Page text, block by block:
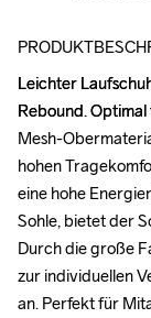
Leichter
Rebound.
Mesh-
hohen
eine hohe
Sohle, bietet der
Durch die große
zur individuellen
an. Perfekt für
Leichter
Rebound.
Mesh-
hohen
eine hohe
Sohle, bietet der
Durch die große
zur individuellen
an. Perfekt für